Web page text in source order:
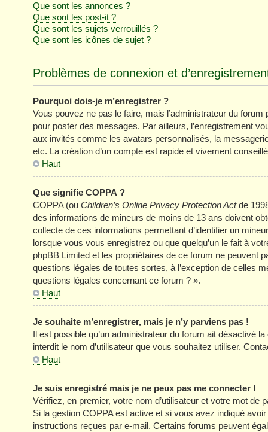
Que sont les annonces ?
Que sont les post-it ?
Que sont les sujets verrouillés ?
Que sont les icônes de sujet ?
Problèmes de connexion et
Pourquoi dois-je m’enregistrer ?
Vous pouvez ne pas le faire, mais l’administrateur du
pour poster des messages. Par ailleurs, l’enregistrement
aux invités comme les avatars personnalisés, la
etc. La création d’un compte est rapide et vivement
Haut
Que signifie COPPA ?
COPPA (ou Children’s Online Privacy Protection Actde
des informations de mineurs de moins de 13 ans doivent
collecte de ces informations permettant d’identifier un
lorsque vous vous enregistrez ou que quelqu’un le fait à
phpBB Limited et les propriétaires de ce forum ne peuvent
questions légales de toutes sortes, à l’exception de celles
questions légales concernant ce forum ? ».
Haut
Je souhaite m’enregistrer, mais je n’y parviens pas !
Il est possible qu’un administrateur du forum ait désactivé
interdit le nom d’utilisateur que vous souhaitez utiliser.
Haut
Je suis enregistré mais je ne peux pas me connecter !
Vérifiez, en premier, votre nom d’utilisateur et votre mot de
Si la gestion COPPA est active et si vous avez indiqué
instructions reçues par e-mail. Certains forums peuvent